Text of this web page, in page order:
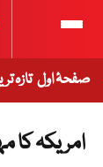
صفحۂ اول تازہ
امریکہ کا